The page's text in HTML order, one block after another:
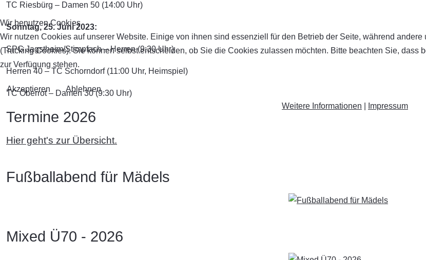
TC Riesbürg – Damen 50 (14:00 Uhr)
Sonntag, 25. Juni 2023:
SPG Jagstheim/Stimpfach – Herren (9:30 Uhr)
Herren 40 – TC Schorndorf (11:00 Uhr, Heimspiel)
TC Oberrot – Damen 30 (9:30 Uhr)
Termine 2026
Hier geht's zur Übersicht.
Fußballabend für Mädels
Mixed Ü70 - 2026
Wir benutzen Cookies
Wir nutzen Cookies auf unserer Website. Einige von ihnen sind essenziell für den Betrieb der Seite, während
(Tracking Cookies). Sie können selbst entscheiden, ob Sie die Cookies zulassen möchten. Bitte beachten Sie,
zur Verfügung stehen.
Akzeptieren
Ablehnen
Weitere Informationen
Impressum